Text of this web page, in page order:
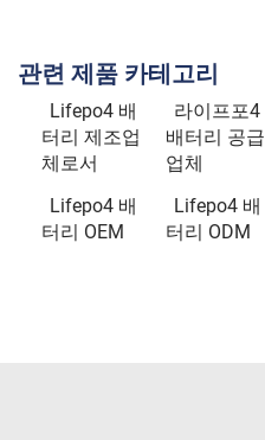
관련 제품 카테고리
Lifepo4 배
터리 제조업
체로서
라이프포4
배터리 공급
업체
Lifepo4 배
터리 OEM
Lifepo4 배
터리 ODM